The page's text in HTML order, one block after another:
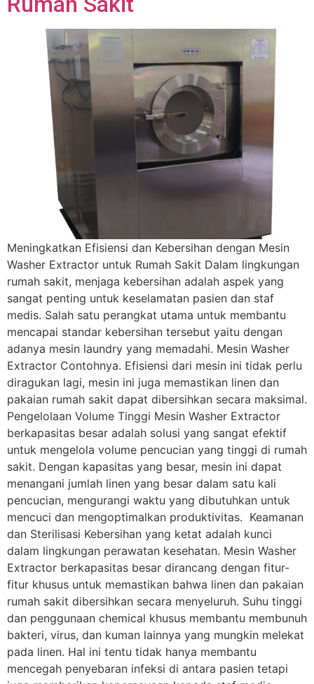
Meningkatkan Efisiensi dan Kebersihan dengan Mesin
Washer Extractor untuk Rumah Sakit Dalam lingkungan
rumah sakit, menjaga kebersihan adalah aspek yang
sangat penting untuk keselamatan pasien dan staf
medis. Salah satu perangkat utama untuk membantu
mencapai standar kebersihan tersebut yaitu dengan
adanya mesin laundry yang memadahi. Mesin Washer
Extractor Contohnya. Efisiensi dari mesin ini tidak perlu
diragukan lagi, mesin ini juga memastikan linen dan
pakaian rumah sakit dapat dibersihkan secara maksimal.
Pengelolaan Volume Tinggi Mesin Washer Extractor
berkapasitas besar adalah solusi yang sangat efektif
untuk mengelola volume pencucian yang tinggi di rumah
sakit. Dengan kapasitas yang besar, mesin ini dapat
menangani jumlah linen yang besar dalam satu kali
pencucian, mengurangi waktu yang dibutuhkan untuk
mencuci dan mengoptimalkan produktivitas. Keamanan
dan Sterilisasi Kebersihan yang ketat adalah kunci
dalam lingkungan perawatan kesehatan. Mesin Washer
Extractor berkapasitas besar dirancang dengan fitur-
fitur khusus untuk memastikan bahwa linen dan pakaian
rumah sakit dibersihkan secara menyeluruh. Suhu tinggi
dan penggunaan chemical khusus membantu membunuh
bakteri, virus, dan kuman lainnya yang mungkin melekat
pada linen. Hal ini tentu tidak hanya membantu
mencegah penyebaran infeksi di antara pasien tetapi